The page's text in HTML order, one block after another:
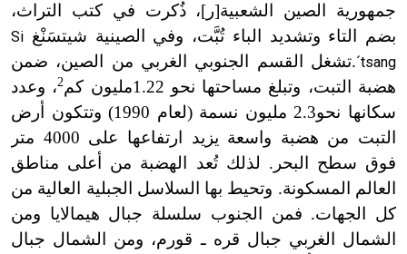
جمهورية الصين الشعبية[ر ]، ذُكرت في كتب التراث،
بضم التاء وتشديد الباء تُبَّت، وفي الصينية شيتسَنْغ Si
´tsang
.تشغل القسم الجنوبي الغربي من الصين، ضمن
هضبة التبت، وتبلغ مساحتها نحو 1.22مليون كم
2، وعدد
سكانها نحو2.3 مليون نسمة (لعام 1990) وتتكون أرض
التبت من هضبة واسعة يزيد ارتفاعها على 4000 متر
فوق سطح البحر. لذلك تُعد الهضبة من أعلى مناطق
العالم المسكونة. وتحيط بها السلاسل الجبلية العالية من
كل الجهات. فمن الجنوب سلسلة جبال هيمالايا ومن
الشمال الغربي جبال قره ـ قورم، ومن الشمال جبال